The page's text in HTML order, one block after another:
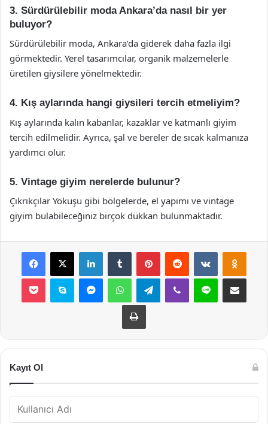
3. Sürdürülebilir moda Ankara’da nasıl bir yer
buluyor?
Sürdürülebilir moda, Ankara’da giderek daha fazla ilgi
görmektedir. Yerel tasarımcılar, organik malzemelerle
üretilen giysilere yönelmektedir.
4. Kış aylarında hangi giysileri tercih etmeliyim?
Kış aylarında kalın kabanlar, kazaklar ve katmanlı giyim
tercih edilmelidir. Ayrıca, şal ve bereler de sıcak kalmanıza
yardımcı olur.
5. Vintage giyim nerelerde bulunur?
Çıkrıkçılar Yokuşu gibi bölgelerde, el yapımı ve vintage
giyim bulabileceğiniz birçok dükkan bulunmaktadır.
Facebook
X LinkedInTumblr PinterestReddit VKontakte
Pocket Skype MessengerWhatsAppTelegramViber Line E-Posta ile
Yazdır
Kayıt Ol